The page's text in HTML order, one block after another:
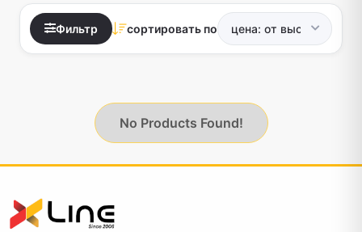
Фильтр сортировать по
No Products Found!